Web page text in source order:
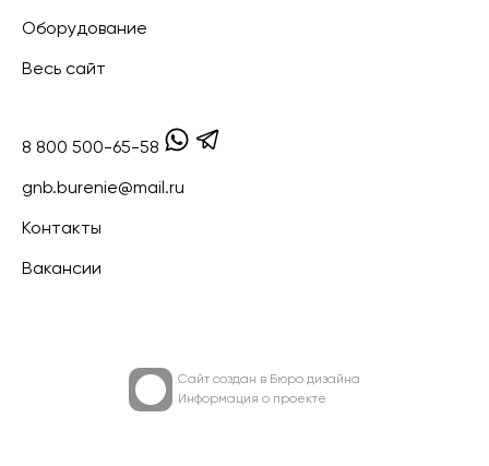
Оборудование
Весь сайт
8 800 500-65-58
gnb.burenie@mail.ru
Контакты
Вакансии
Сайт создан в Бюро дизайна
Информация о проекте